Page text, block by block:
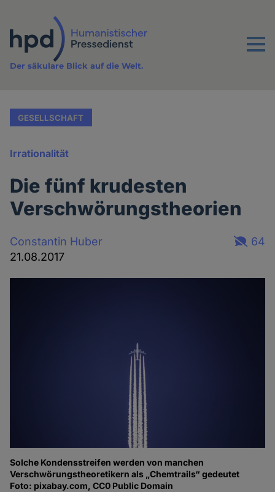
Inhalt
Menu
Der säkulare Blick auf die Welt.
GESELLSCHAFT
Irrationalität
Die fünf krudesten
Verschwörungstheorien
Constantin Huber
21.08.2017
64
Solche Kondensstreifen werden von manchen
Verschwörungstheoretikern als „Chemtrails“ gedeutet
Foto: pixabay.com, CC0 Public Domain